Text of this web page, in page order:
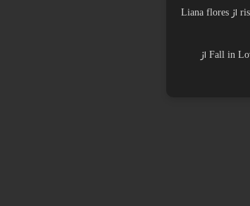
دانلود اهنگ rises the moon از Liana flores
دانلود اهنگ Fall in Love with You از